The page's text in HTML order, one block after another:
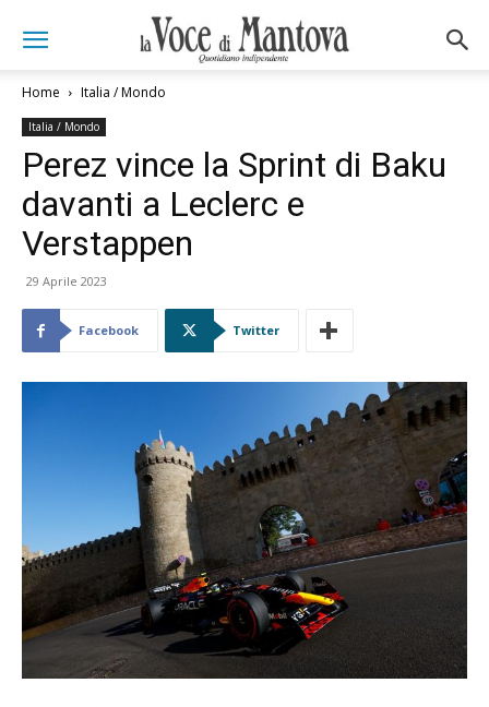
Home Italia / Mondo
Italia / Mondo
Perez vince la Sprint di Baku
davanti a Leclerc e
Verstappen
29 Aprile 2023
Facebook Twitter